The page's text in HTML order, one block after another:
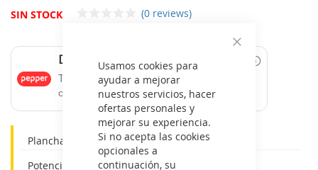
Cerrar
Usamos cookies para
ayudar a mejorar
nuestros servicios, hacer
ofertas personales y
mejorar su experiencia.
Si no acepta las cookies
opcionales a
continuación, su
SIN STOCK (0 reviews)
Date un capricho
Tus compras de 60€ a 2000€ financiadas
con Pepper.
Plancha ropa
Potencia: 3000W máx.
de